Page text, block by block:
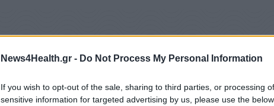
News4Health.gr - Do Not Process My Personal Information
If you wish to opt-out of the sale, sharing to third parties, or processing
sensitive information for targeted advertising by us, please use the